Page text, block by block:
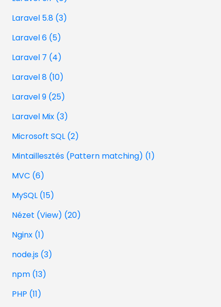
Laravel 5.8 (3)
Laravel 6 (5)
Laravel 7 (4)
Laravel 8 (10)
Laravel 9 (25)
Laravel Mix (3)
Microsoft SQL (2)
Mintaillesztés (Pattern matching) (1)
MVC (6)
MySQL (15)
Nézet (View) (20)
Nginx (1)
node.js (3)
npm (13)
PHP (11)